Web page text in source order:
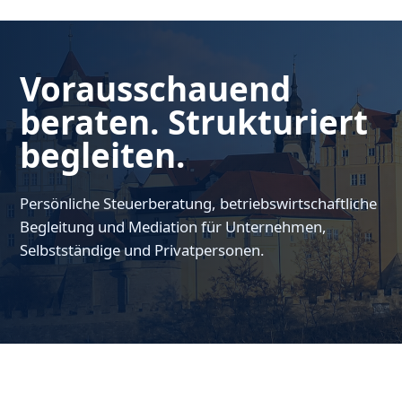
Vorausschauend
beraten. Strukturiert
begleiten.
Persönliche Steuerberatung, betriebswirtschaftliche
Begleitung und Mediation für Unternehmen,
Selbstständige und Privatpersonen.